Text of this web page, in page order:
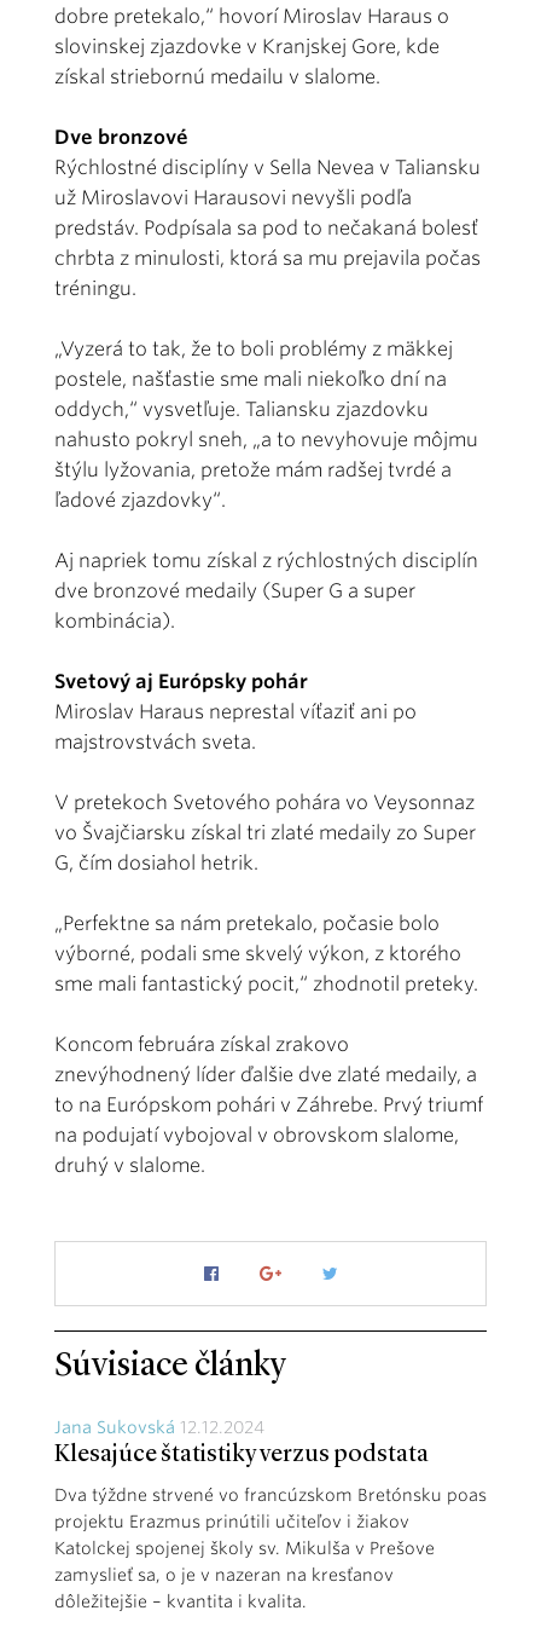
dobre pretekalo,“ hovorí Miroslav Haraus o
slovinskej zjazdovke v Kranjskej Gore, kde
získal striebornú medailu v slalome.
Dve bronzové
Rýchlostné disciplíny v Sella Nevea v Taliansku
už Miroslavovi Harausovi nevyšli podľa
predstáv. Podpísala sa pod to nečakaná bolesť
chrbta z minulosti, ktorá sa mu prejavila počas
tréningu.
„Vyzerá to tak, že to boli problémy z mäkkej
postele, našťastie sme mali niekoľko dní na
oddych,“ vysvetľuje. Taliansku zjazdovku
nahusto pokryl sneh, „a to nevyhovuje môjmu
štýlu lyžovania, pretože mám radšej tvrdé a
ľadové zjazdovky“.
Aj napriek tomu získal z rýchlostných disciplín
dve bronzové medaily (Super G a super
kombinácia).
Svetový aj Európsky pohár
Miroslav Haraus neprestal víťaziť ani po
majstrovstvách sveta.
V pretekoch Svetového pohára vo Veysonnaz
vo Švajčiarsku získal tri zlaté medaily zo Super
G, čím dosiahol hetrik.
„Perfektne sa nám pretekalo, počasie bolo
výborné, podali sme skvelý výkon, z ktorého
sme mali fantastický pocit,“ zhodnotil preteky.
Koncom februára získal zrakovo
znevýhodnený líder ďalšie dve zlaté medaily, a
to na Európskom pohári v Záhrebe. Prvý triumf
na podujatí vybojoval v obrovskom slalome,
druhý v slalome.
Súvisiace články
Jana Sukovská 12.12.2024
Klesajúce štatistiky verzus podstata
Dva týždne strvené vo francúzskom Bretónsku poas
projektu Erazmus prinútili učiteľov i žiakov
Katolckej spojenej školy sv. Mikulša v Prešove
zamyslieť sa, o je v nazeran na kresťanov
dôležitejšie – kvantita i kvalita.